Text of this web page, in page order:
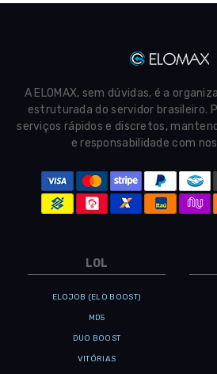
A ELOMAX, sem dúvidas, é a
estruturada do servidor brasileiro.
serviços rápidos e discretos,
e responsabilidade com
LOL
ELOJOB (ELO BOOST)
MD5
DUO BOOST
VITÓRIAS